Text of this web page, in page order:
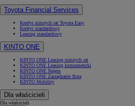
Toyota Financial Services
Kredyt niższych rat Toyota Easy
Kredyt standardowy
Leasing standardowy
KINTO ONE
KINTO ONE Leasing niższych rat
KINTO ONE Leasing konsumencki
KINTO ONE Najem
KINTO ONE Zarządzanie flotą
KINTO Mobility
Dla właścicieli
Dla właścicieli